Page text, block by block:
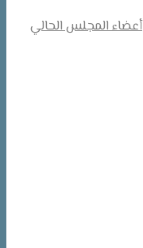
أعضاء المجلس الحالي